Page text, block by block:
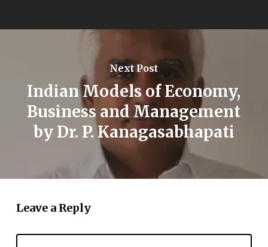
Next Post
Indian Models of Economy,
Business and Management
by Dr. P. Kanagasabhapati
Leave a Reply